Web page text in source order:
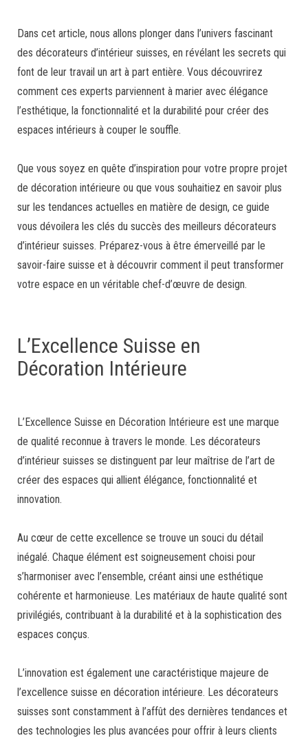
Dans cet article, nous allons plonger dans l’univers fascinant
des décorateurs d’intérieur suisses, en révélant les secrets qui
font de leur travail un art à part entière. Vous découvrirez
comment ces experts parviennent à marier avec élégance
l’esthétique, la fonctionnalité et la durabilité pour créer des
espaces intérieurs à couper le souffle.
Que vous soyez en quête d’inspiration pour votre propre projet
de décoration intérieure ou que vous souhaitiez en savoir plus
sur les tendances actuelles en matière de design, ce guide
vous dévoilera les clés du succès des meilleurs décorateurs
d’intérieur suisses. Préparez-vous à être émerveillé par le
savoir-faire suisse et à découvrir comment il peut transformer
votre espace en un véritable chef-d’œuvre de design.
L’Excellence Suisse en
Décoration Intérieure
L’Excellence Suisse en Décoration Intérieure est une marque
de qualité reconnue à travers le monde. Les décorateurs
d’intérieur suisses se distinguent par leur maîtrise de l’art de
créer des espaces qui allient élégance, fonctionnalité et
innovation.
Au cœur de cette excellence se trouve un souci du détail
inégalé. Chaque élément est soigneusement choisi pour
s’harmoniser avec l’ensemble, créant ainsi une esthétique
cohérente et harmonieuse. Les matériaux de haute qualité sont
privilégiés, contribuant à la durabilité et à la sophistication des
espaces conçus.
L’innovation est également une caractéristique majeure de
l’excellence suisse en décoration intérieure. Les décorateurs
suisses sont constamment à l’affût des dernières tendances et
des technologies les plus avancées pour offrir à leurs clients